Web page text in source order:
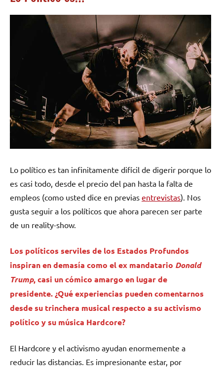
Lo político es tan infinitamente difícil de digerir porque lo
es casi todo, desde el precio del pan hasta la falta de
empleos (como usted dice en previas entrevistas). Nos
gusta seguir a los políticos que ahora parecen ser parte
de un reality-show.
Los políticos serviles de los Estados Profundos
inspiran en demasía como el ex mandatario Donald
Trump, casi un cómico amargo en lugar de
presidente. ¿Qué experiencias pueden comentarnos
desde su trinchera musical respecto a su activismo
político y su música Hardcore?
El Hardcore y el activismo ayudan enormemente a
reducir las distancias. Es impresionante estar, por